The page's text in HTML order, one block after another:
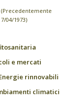
(Precedentemente
04/1973)
e mercati
rinnovabili
climatici